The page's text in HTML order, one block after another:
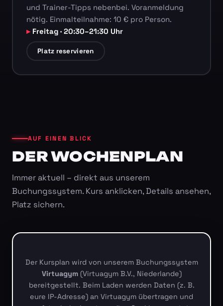
und Trainer-Tipps nebenbei. Voranmeldung
nötig. Einmalteilnahme: 10 € pro Person.
Freitag · 20:30–21:30 Uhr
Platz reservieren
AUF EINEN BLICK
DER WOCHENPLAN
Immer aktuell – direkt aus unserem
Buchungssystem. Kurs anklicken, Details ansehen,
Platz sichern.
Der Kursplan wird von unserem Buchungssystem
Virtuagym(Virtuagym B.V., Niederlande)
bereitgestellt. Beim Laden werden Daten (z. B.
eure IP-Adresse) an Virtuagym übertragen und